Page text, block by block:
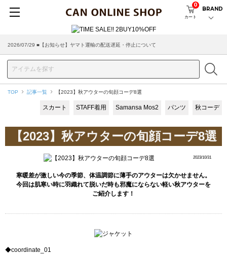
カート
0
BRAND
2026/07/29 ■【お知らせ】ヤマト運輸の配送遅延・停止について
TOP 記事一覧 【2023】秋アウターの旬顔コーデ8選
スカート STAFF着用 Samansa Mos2 パンツ 秋コーデ
【2023】秋アウターの旬顔コーデ8選
2023/10/31
寒暖差が激しい今の季節、体温調節に薄手のアウターは欠かせません。
今回は肌寒い時に羽織れて脱いだ時も邪魔にならない軽い秋アウターを
ご紹介します！
◆coordinate_01